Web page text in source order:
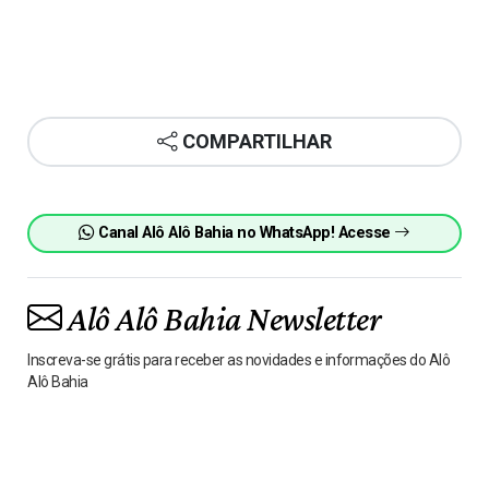
COMPARTILHAR
Canal Alô Alô Bahia no WhatsApp! Acesse
Alô Alô Bahia Newsletter
Inscreva-se grátis para receber as novidades e informações do Alô
Alô Bahia